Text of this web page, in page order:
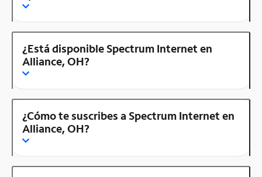
¿Está disponible Spectrum Internet en
Alliance, OH?
¿Cómo te suscribes a Spectrum Internet en
Alliance, OH?